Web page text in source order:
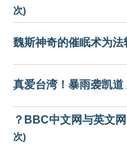
次)
魏斯神奇的催眠术为法
真爱台湾！暴雨袭凯道
？BBC中文网与英文
次)